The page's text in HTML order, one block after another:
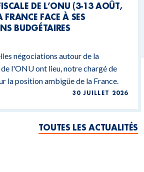
DE L’ONU (3-13 AOÛT,
FACE À SES
BUDGÉTAIRES
négociations autour de la
l'ONU ont lieu, notre chargé de
la position ambigüe de la France.
30 JUILLET 2026
TOUTES LES ACTUALITÉS